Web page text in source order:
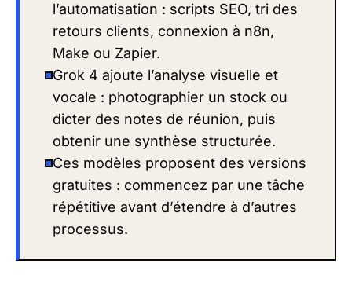
l’automatisation : scripts SEO, tri des
retours clients, connexion à n8n,
Make ou Zapier.
Grok 4 ajoute l’analyse visuelle et
vocale : photographier un stock ou
dicter des notes de réunion, puis
obtenir une synthèse structurée.
Ces modèles proposent des versions
gratuites : commencez par une tâche
répétitive avant d’étendre à d’autres
processus.